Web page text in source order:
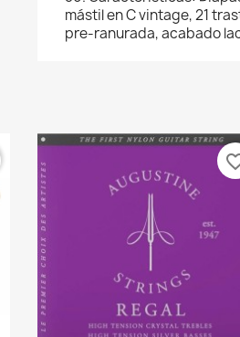
mástil en C vintage, 21
pre-ranurada, acabado